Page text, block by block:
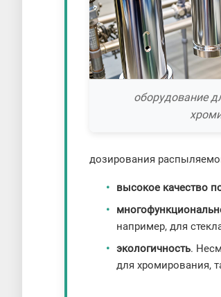
оборудование
дозирования
высокое качество
например, для
экологичность.
для хромирования,